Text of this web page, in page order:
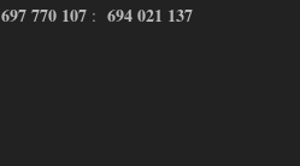
697 770 107 : 694 021 137